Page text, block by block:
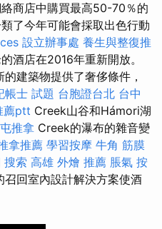
商店中購買最高50-70％的
了今年可能會採取出色行動
設立辦事處 養生與整復推
酒店在2016年重新開放。
建築物提供了奢侈條件，
帳士 試題 台胞證台北 台中
薦ptt Creek山谷和Hámori湖
推拿 Creek的瀑布的雜音變
拿推薦 學習按摩 牛角 筋膜
搜索 高雄 外燴 推薦 脹氣 按
回室內設計解決方案使酒